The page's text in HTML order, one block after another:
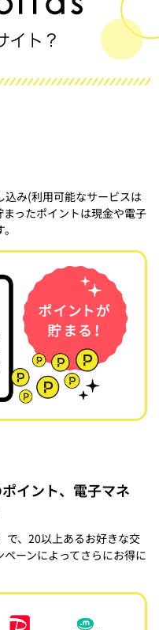
込み(利用可能なサービスは
ったポイントは現金や電子
イント、電子マネ
で、20以上あるお好きな交
ーンによってさらにお得に